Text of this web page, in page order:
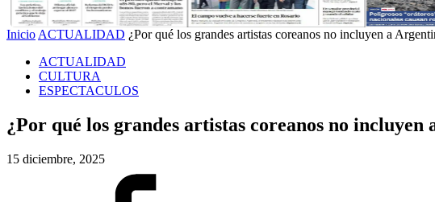
Inicio ACTUALIDAD ¿Por qué los grandes artistas coreanos no incluyen a
ACTUALIDAD
CULTURA
ESPECTACULOS
¿Por qué los grandes artistas coreanos no incluyen
15 diciembre, 2025